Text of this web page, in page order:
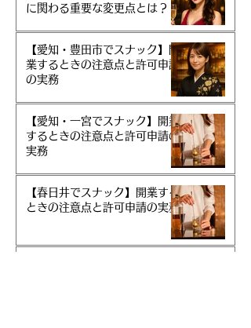
に関わる重要な変更点とは？
【愛知・豊田市でスナック】開
業するときの注意点と許可申請
の実務
【愛知・一宮でスナック】開業
するときの注意点と許可申請の
実務
【春日井でスナック】開業する
ときの注意点と許可申請の実務